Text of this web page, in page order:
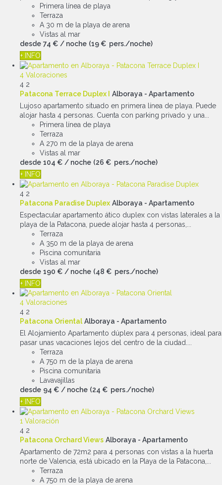
Primera línea de playa
Terraza
A 30 m de la playa de arena
Vistas al mar
desde 74 € / noche (19 € pers./noche)
+ INFO
4 Valoraciones
4 2
Patacona Terrace Duplex I
Alboraya - Apartamento
Lujoso apartamento situado en primera línea de playa. Puede
alojar hasta 4 personas. Cuenta con parking privado y una...
Primera línea de playa
Terraza
A 270 m de la playa de arena
Vistas al mar
desde 104 € / noche (26 € pers./noche)
+ INFO
4 2
Patacona Paradise Duplex Alboraya - Apartamento
Espectacular apartamento ático duplex con vistas laterales a la
playa de la Patacona, puede alojar hasta 4 personas,...
Terraza
A 350 m de la playa de arena
Piscina comunitaria
Vistas al mar
desde 190 € / noche (48 € pers./noche)
+ INFO
4 Valoraciones
4 2
Patacona Oriental Alboraya - Apartamento
El Alojamiento Apartamento dúplex para 4 personas, ideal para
pasar unas vacaciones lejos del centro de la ciudad....
Terraza
A 750 m de la playa de arena
Piscina comunitaria
Lavavajillas
desde 94 € / noche (24 € pers./noche)
+ INFO
1 Valoración
4 2
Patacona Orchard Views Alboraya - Apartamento
Apartamento de 72m2 para 4 personas con vistas a la huerta
norte de Valencia, está ubicado en la Playa de la Patacona,...
Terraza
A 750 m de la playa de arena